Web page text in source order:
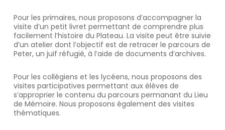
Pour les primaires, nous proposons d’accompagner la
visite d’un petit livret permettant de comprendre plus
facilement l’histoire du Plateau. La visite peut être suivie
d’un atelier dont l’objectif est de retracer le parcours de
Peter, un juif réfugié, à l’aide de documents d’archives.
Pour les collégiens et les lycéens, nous proposons des
visites participatives permettant aux élèves de
s’approprier le contenu du parcours permanant du Lieu
de Mémoire. Nous proposons également des visites
thématiques.